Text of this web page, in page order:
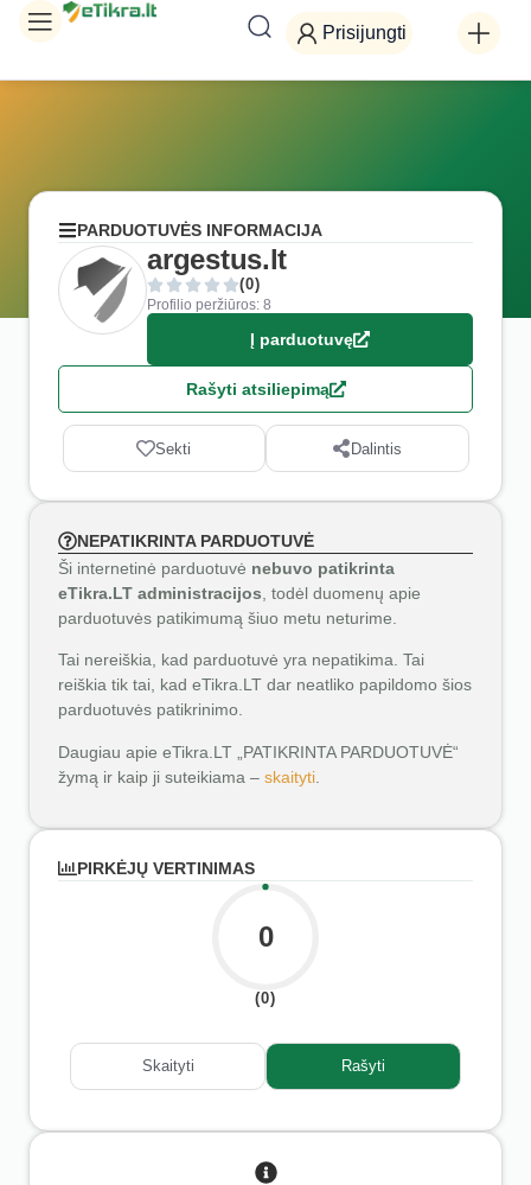
Prisijungti
PARDUOTUVĖS INFORMACIJA
argestus.lt
(0)
Profilio peržiūros: 8
Į parduotuvę
Rašyti atsiliepimą
Sekti Dalintis
NEPATIKRINTA PARDUOTUVĖ
Ši internetinė parduotuvė nebuvo patikrinta
eTikra.LT administracijos , todėl duomenų apie
parduotuvės patikimumą šiuo metu neturime.
Tai nereiškia, kad parduotuvė yra nepatikima. Tai
reiškia tik tai, kad eTikra.LT dar neatliko papildomo šios
parduotuvės patikrinimo.
Daugiau apie eTikra.LT „PATIKRINTA PARDUOTUVĖ“
žymą ir kaip ji suteikiama – skaityti
PIRKĖJŲ VERTINIMAS
0
(0)
Skaityti Rašyti